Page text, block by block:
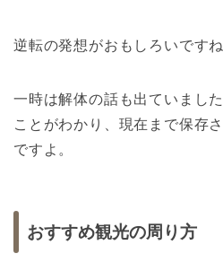
逆転の発想がおもしろいですね
一時は解体の話も出ていまし
ことがわかり、現在まで保存
ですよ。
おすすめ観光の周り方